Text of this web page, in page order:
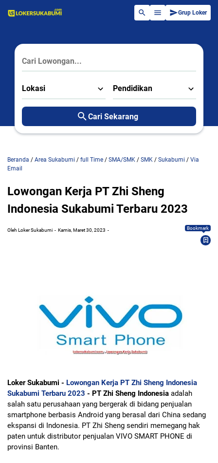
Grup Loker
Lokasi Pendidikan
Cari Sekarang
Beranda / Area Sukabumi / full Time / SMA/SMK / SMK / Sukabumi / Via
Email
Lowongan Kerja PT Zhi Sheng
Indonesia Sukabumi Terbaru 2023
Oleh Loker Sukabumi Kamis, Maret 30, 2023 Bookmark
Loker Sukabumi - Lowongan Kerja PT Zhi Sheng Indonesia
Sukabumi Terbaru 2023 - PT Zhi Sheng Indonesia adalah
salah satu perusahaan yang bergerak di bidang penjualan
smartphone berbasis Android yang berasal dari China sedang
ekspansi di Indonesia. PT Zhi Sheng sendiri memegang hak
paten untuk distributor penjualan VIVO SMART PHONE di
provinsi Banten.